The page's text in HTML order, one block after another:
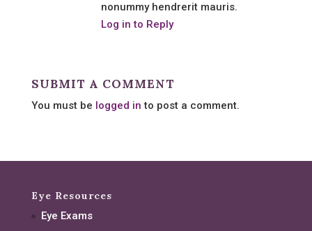
nonummy hendrerit mauris.
Log in to Reply
SUBMIT A COMMENT
You must be logged in to post a comment.
Eye Resources
Eye Exams